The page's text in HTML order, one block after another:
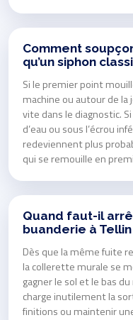
Comment
qu’un siphon
Si le premier point
machine ou autour de
vite dans le diagnostic.
d’eau ou sous l’écrou
redeviennent plus
qui se remouille en
Quand faut-il
buanderie à Tellin
Dès que la même fuite
la collerette murale se
gagner le sol et le bas
charge inutilement la
finitions ou maintenir